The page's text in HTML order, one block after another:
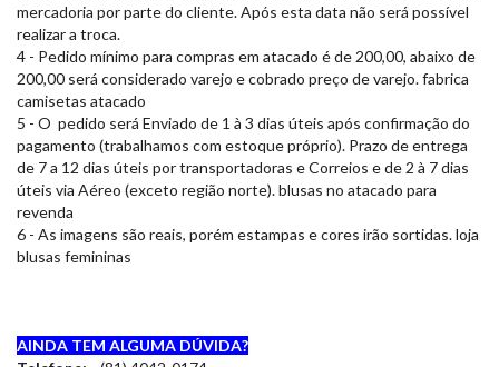
mercadoria por parte do cliente. Após esta data não será possível
realizar a troca.
4 - Pedido mínimo para compras em atacado é de 200,00, abaixo de
200,00 será considerado varejo e cobrado preço de varejo. fabrica
camisetas atacado
5 - O pedido será Enviado de 1 à 3 dias úteis após confirmação do
pagamento (trabalhamos com estoque próprio). Prazo de entrega
de 7 a 12 dias úteis por transportadoras e Correios e de 2 à 7 dias
úteis via Aéreo (exceto região norte). blusas no atacado para
revenda
6 - As imagens são reais, porém estampas e cores irão sortidas. loja
blusas femininas
AINDA TEM ALGUMA DÚVIDA?